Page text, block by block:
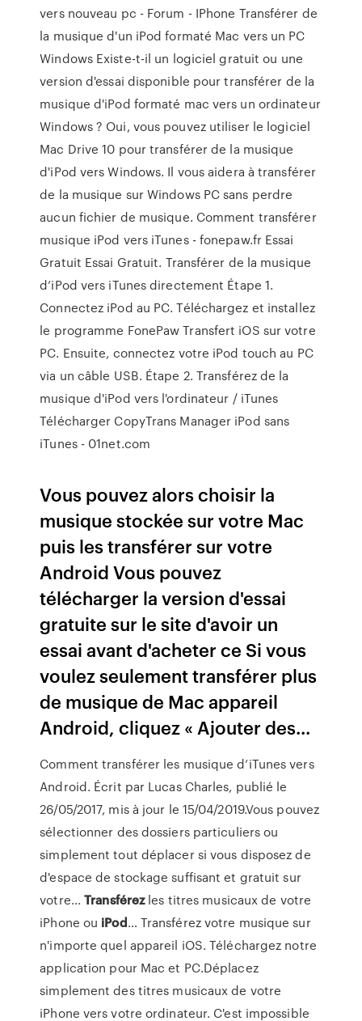
vers nouveau pc - Forum - IPhone Transférer de
la musique d'un iPod formaté Mac vers un PC
Windows Existe-t-il un logiciel gratuit ou une
version d'essai disponible pour transférer de la
musique d'iPod formaté mac vers un ordinateur
Windows ? Oui, vous pouvez utiliser le logiciel
Mac Drive 10 pour transférer de la musique
d'iPod vers Windows. Il vous aidera à transférer
de la musique sur Windows PC sans perdre
aucun fichier de musique. Comment transférer
musique iPod vers iTunes - fonepaw.fr Essai
Gratuit Essai Gratuit. Transférer de la musique
d’iPod vers iTunes directement Étape 1.
Connectez iPod au PC. Téléchargez et installez
le programme FonePaw Transfert iOS sur votre
PC. Ensuite, connectez votre iPod touch au PC
via un câble USB. Étape 2. Transférez de la
musique d'iPod vers l'ordinateur / iTunes
Télécharger CopyTrans Manager iPod sans
iTunes - 01net.com
Vous pouvez alors choisir la
musique stockée sur votre Mac
puis les transférer sur votre
Android Vous pouvez
télécharger la version d'essai
gratuite sur le site d'avoir un
essai avant d'acheter ce Si vous
voulez seulement transférer plus
de musique de Mac appareil
Android, cliquez « Ajouter des...
Comment transférer les musique d’iTunes vers
Android. Écrit par Lucas Charles, publié le
26/05/2017, mis à jour le 15/04/2019.Vous pouvez
sélectionner des dossiers particuliers ou
simplement tout déplacer si vous disposez de
d'espace de stockage suffisant et gratuit sur
votre...Transférezles titres musicaux de votre
iPhone ou iPod… Transférez votre musique sur
n'importe quel appareil iOS. Téléchargez notre
application pour Mac et PC.Déplacez
simplement des titres musicaux de votre
iPhone vers votre ordinateur. C'est impossible